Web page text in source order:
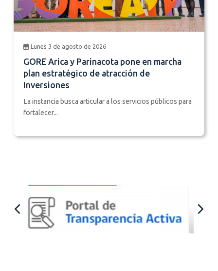
Lunes 3 de agosto de 2026
GORE Arica y Parinacota pone en marcha
plan estratégico de atracción de
Inversiones
La instancia busca articular a los servicios públicos para
fortalecer...